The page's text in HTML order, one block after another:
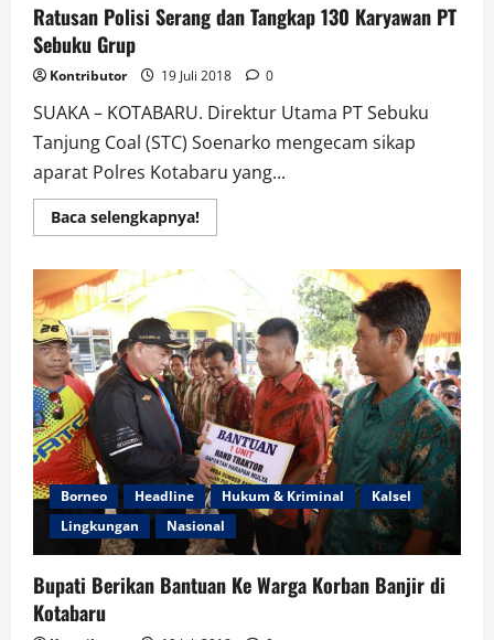
Ratusan Polisi Serang dan Tangkap 130 Karyawan PT
Sebuku Grup
Kontributor 19 Juli 2018 0
SUAKA – KOTABARU. Direktur Utama PT Sebuku
Tanjung Coal (STC) Soenarko mengecam sikap
aparat Polres Kotabaru yang...
Baca selengkapnya!Read
more
Polisi
Serang
dan
Tangkap
130
Karyawan
PT
Sebuku
Grup
Borneo Headline Hukum & Kriminal
Kalsel
Lingkungan
Nasional
Bupati Berikan Bantuan Ke Warga Korban Banjir di
Kotabaru